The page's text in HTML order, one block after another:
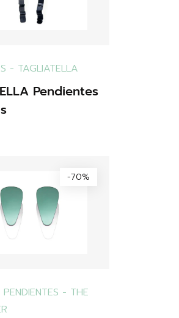
- TAGLIATELLA
Pendientes
-70%
PENDIENTES - THE